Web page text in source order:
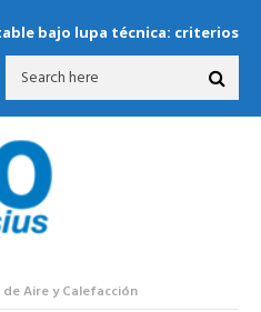
lupa técnica: criterios
Aire y Calefacción